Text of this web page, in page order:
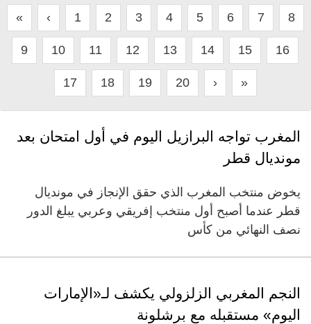
« ‹ 1 2 3 4 5 6 7 8
9 10 11 12 13 14 15 16
17 18 19 20 › »
المغرب تواجه البرازيل اليوم في أول امتحان بعد
مونديال قطر
يخوض منتخب المغرب الذي حقق الإنجاز في مونديال
قطر عندما أصبح أول منتخب إفريقي وعربي يبلغ الدور
نصف النهائي من كأس
النجم المغربي الزلزولي يكشف لـ«الإمارات
اليوم» مستقبله مع برشلونة